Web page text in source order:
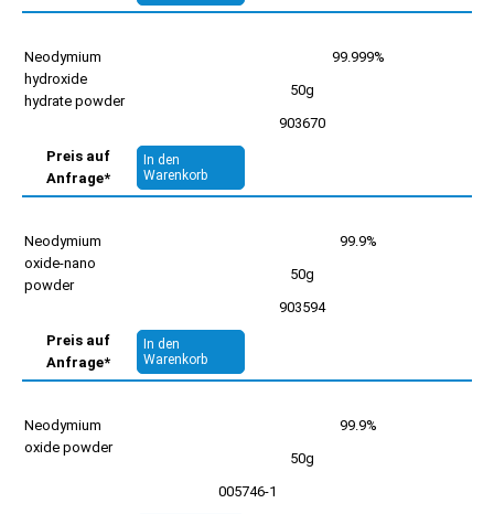
Neodymium
hydroxide
hydrate powder
99.999%
50g
903670
Preis auf
Anfrage*
In den
Warenkorb
Neodymium
oxide-nano
powder
99.9%
50g
903594
Preis auf
Anfrage*
In den
Warenkorb
Neodymium
oxide powder
99.9%
50g
005746-1